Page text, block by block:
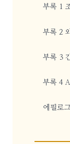
부록 1
부록 2
부록 3
부록 4
에필로